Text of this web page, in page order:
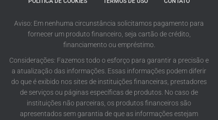
Aviso: Em nenhuma circunstância solicitamos pagamento para
fornecer um produto financeiro, seja cartão de crédito,
financiamento ou empréstimo.
Considerações: Fazemos todo o esforço para garantir a precisão e
a atualização das informações. Essas informações podem diferir
do que é exibido nos sites de instituições financeiras, prestadores
de serviços ou páginas específicas de produtos. No caso de
instituições não parceiras, os produtos financeiros são
apresentados sem garantia de que as informações estejam